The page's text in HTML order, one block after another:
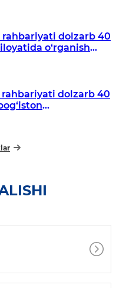
dolzarb 40
o‘rganish
dolzarb 40